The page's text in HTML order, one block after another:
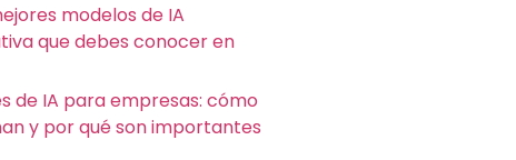
modelos de IA
que debes conocer en
de IA para empresas: cómo
y por qué son importantes